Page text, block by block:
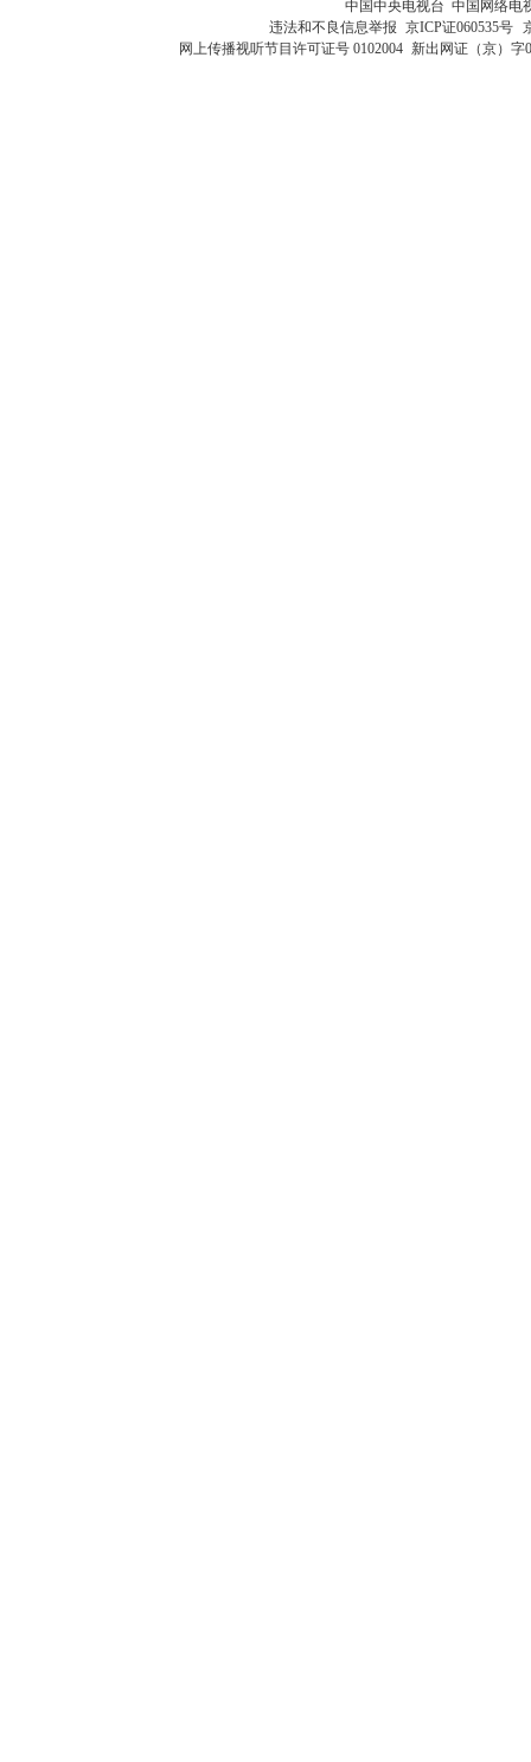
中国中央电视台 中国网络电
违法和不良信息举报 京ICP证060535号
网上传播视听节目许可证号 0102004 新出网证（京）